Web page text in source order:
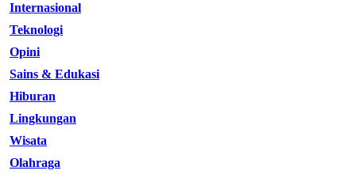
Internasional
Teknologi
Opini
Sains & Edukasi
Hiburan
Lingkungan
Wisata
Olahraga